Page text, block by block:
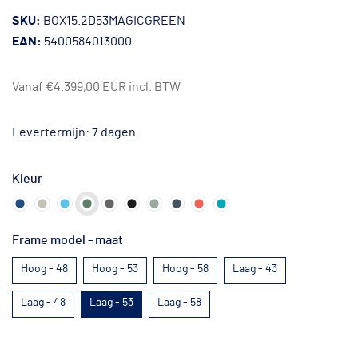
SKU: BOX15.2D53MAGICGREEN
EAN: 5400584013000
Vanaf €4.399,00 EUR incl. BTW
Levertermijn: 7 dagen
Kleur
Frame model - maat
Hoog - 48 Hoog - 53 Hoog - 58 Laag - 43
Laag - 48 Laag - 53 Laag - 58